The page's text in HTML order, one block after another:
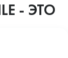
- ЭТО